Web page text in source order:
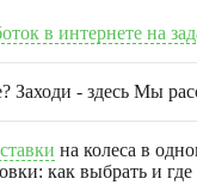
в интернете на
Заходи - здесь Мы
на колеса в
как выбрать и где